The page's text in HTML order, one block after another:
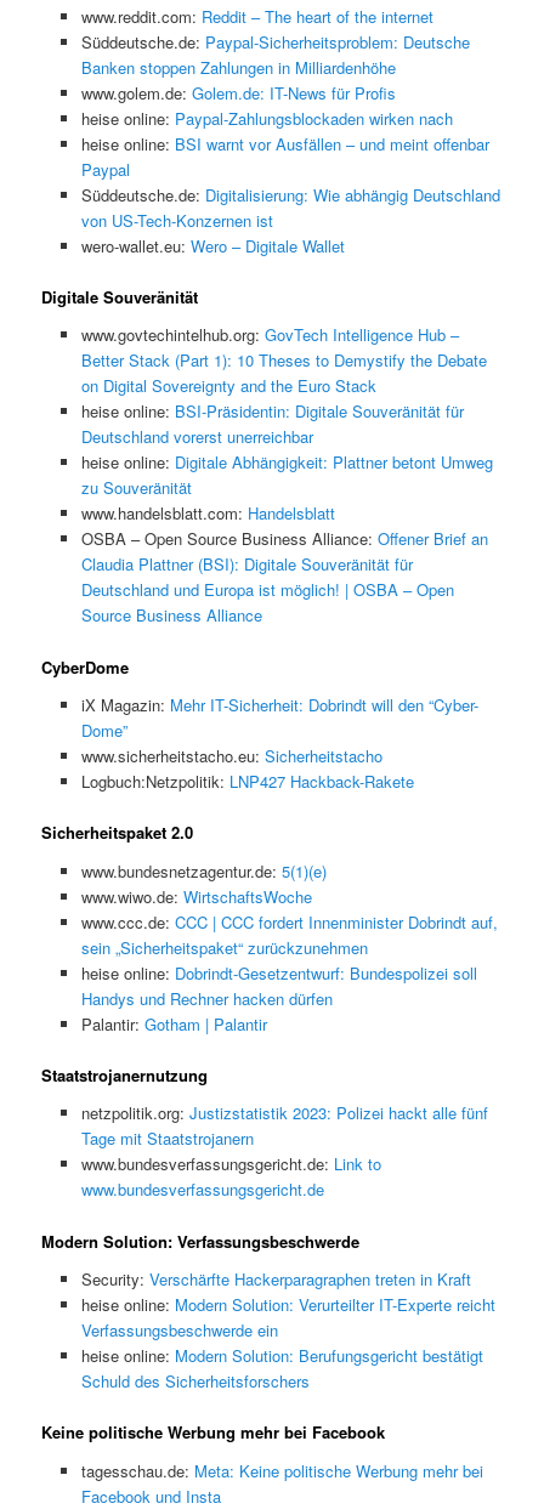
www.reddit.com: Reddit – The heart of the internet
Süddeutsche.de: Paypal-Sicherheitsproblem: Deutsche
Banken stoppen Zahlungen in Milliardenhöhe
www.golem.de: Golem.de: IT-News für Profis
heise online: Paypal-Zahlungsblockaden wirken nach
heise online: BSI warnt vor Ausfällen – und meint offenbar
Paypal
Süddeutsche.de: Digitalisierung: Wie abhängig Deutschland
von US-Tech-Konzernen ist
wero-wallet.eu: Wero – Digitale Wallet
Digitale Souveränität
www.govtechintelhub.org: GovTech Intelligence Hub –
Better Stack (Part 1): 10 Theses to Demystify the Debate
on Digital Sovereignty and the Euro Stack
heise online: BSI-Präsidentin: Digitale Souveränität für
Deutschland vorerst unerreichbar
heise online: Digitale Abhängigkeit: Plattner betont Umweg
zu Souveränität
www.handelsblatt.com: Handelsblatt
OSBA – Open Source Business Alliance: Offener Brief an
Claudia Plattner (BSI): Digitale Souveränität für
Deutschland und Europa ist möglich! | OSBA – Open
Source Business Alliance
CyberDome
iX Magazin: Mehr IT-Sicherheit: Dobrindt will den “Cyber-
Dome”
www.sicherheitstacho.eu: Sicherheitstacho
Logbuch:Netzpolitik: LNP427 Hackback-Rakete
Sicherheitspaket 2.0
www.bundesnetzagentur.de: 5(1)(e)
www.wiwo.de: WirtschaftsWoche
www.ccc.de: CCC | CCC fordert Innenminister Dobrindt auf,
sein „Sicherheitspaket“ zurückzunehmen
heise online: Dobrindt-Gesetzentwurf: Bundespolizei soll
Handys und Rechner hacken dürfen
Palantir: Gotham | Palantir
Staatstrojanernutzung
netzpolitik.org: Justizstatistik 2023: Polizei hackt alle fünf
Tage mit Staatstrojanern
www.bundesverfassungsgericht.de: Link to
www.bundesverfassungsgericht.de
Modern Solution: Verfassungsbeschwerde
Security: Verschärfte Hackerparagraphen treten in Kraft
heise online: Modern Solution: Verurteilter IT-Experte reicht
Verfassungsbeschwerde ein
heise online: Modern Solution: Berufungsgericht bestätigt
Schuld des Sicherheitsforschers
Keine politische Werbung mehr bei Facebook
tagesschau.de: Meta: Keine politische Werbung mehr bei
Facebook und Insta